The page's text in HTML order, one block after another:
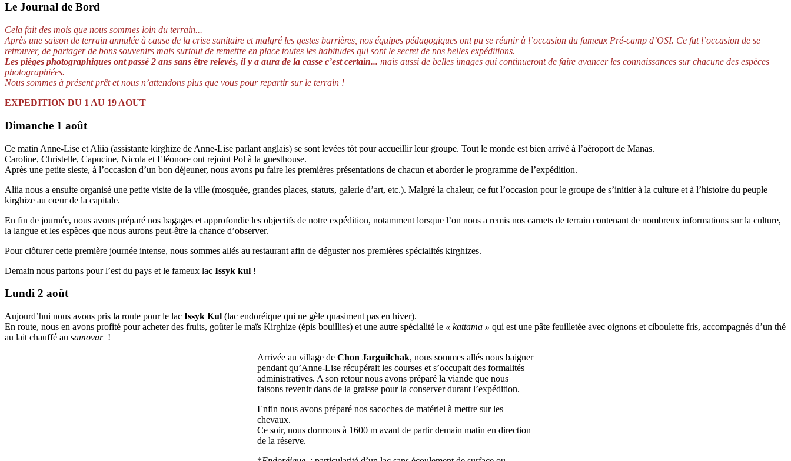
Le Journal de Bord
Cela fait des mois que nous sommes loin du terrain...
Après une saison de terrain annulée à cause de la crise sanitaire et malgré les gestes barrières, nos équipes pédagogiques ont pu se réunir à l’occasion du fameux Pré-camp d’OSI. Ce fut l’occasion de se
retrouver, de partager de bons souvenirs mais surtout de remettre en place toutes les habitudes qui sont le secret de nos belles expéditions.
Les pièges photographiques ont passé 2 ans sans être relevés, il y a aura de la casse c’est certain... mais aussi de belles images qui continueront de faire avancer les connaissances sur chacune des espèces
photographiées.
Nous sommes à présent prêt et nous n’attendons plus que vous pour repartir sur le terrain !
EXPEDITION DU 1 AU 19 AOUT
Dimanche 1 août
Ce matin Anne-Lise et Aliia (assistante kirghize de Anne-Lise parlant anglais) se sont levées tôt pour accueillir leur groupe. Tout le monde est bien arrivé à l’aéroport de Manas.
Caroline, Christelle, Capucine, Nicola et Eléonore ont rejoint Pol à la guesthouse.
Après une petite sieste, à l’occasion d’un bon déjeuner, nous avons pu faire les premières présentations de chacun et aborder le programme de l’expédition.
Aliia nous a ensuite organisé une petite visite de la ville (mosquée, grandes places, statuts, galerie d’art, etc.). Malgré la chaleur, ce fut l’occasion pour le groupe de s’initier à la culture et à l’histoire du peuple
kirghize au cœur de la capitale.
En fin de journée, nous avons préparé nos bagages et approfondie les objectifs de notre expédition, notamment lorsque l’on nous a remis nos carnets de terrain contenant de nombreux informations sur la culture,
la langue et les espèces que nous aurons peut-être la chance d’observer.
Pour clôturer cette première journée intense, nous sommes allés au restaurant afin de déguster nos premières spécialités kirghizes.
Demain nous partons pour l’est du pays et le fameux lac Issyk kul !
Lundi 2 août
Aujourd’hui nous avons pris la route pour le lac Issyk Kul (lac endoréique qui ne gèle quasiment pas en hiver).
En route, nous en avons profité pour acheter des fruits, goûter le maïs Kirghize (épis bouillies) et une autre spécialité le « kattama » qui est une pâte feuilletée avec oignons et ciboulette fris, accompagnés d’un thé
au lait chauffé au samovar !
Arrivée au village deChon Jarguilchak, nous sommes allés nous baigner
pendant qu’Anne-Lise récupérait les courses et s’occupait des formalités
administratives. A son retour nous avons préparé la viande que nous
faisons revenir dans de la graisse pour la conserver durant l’expédition.
Enfin nous avons préparé nos sacoches de matériel à mettre sur les
chevaux.
Ce soir, nous dormons à 1600 m avant de partir demain matin en direction
de la réserve.